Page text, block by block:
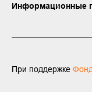
Информационные
При поддержке